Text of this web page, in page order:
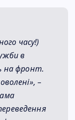
часу!)
в
на фронт.
–